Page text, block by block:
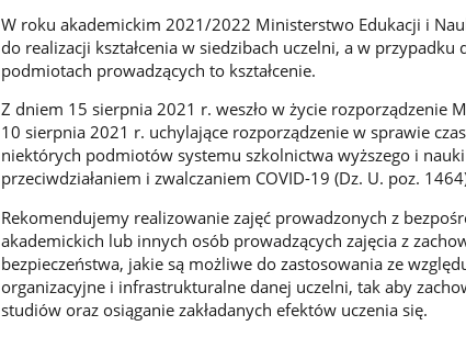
W roku akademickim 2021/2022 Ministerstwo Edukacji i
do realizacji kształcenia w siedzibach uczelni, a w
podmiotach prowadzących to kształcenie.
Z dniem 15 sierpnia 2021 r. weszło w życie rozporządzenie
10 sierpnia 2021 r. uchylające rozporządzenie w sprawie
niektórych podmiotów systemu szkolnictwa wyższego i
przeciwdziałaniem i zwalczaniem COVID-19 (Dz. U. poz.
Rekomendujemy realizowanie zajęć prowadzonych z
akademickich lub innych osób prowadzących zajęcia z
bezpieczeństwa, jakie są możliwe do zastosowania ze
organizacyjne i infrastrukturalne danej uczelni, tak aby
studiów oraz osiąganie zakładanych efektów uczenia się.